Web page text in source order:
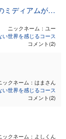
探していた青い鳥が見つかった！！『プロのミディアムが教える！見えない世界を感じるコース：ガイド編』
ニックネーム：ユー
世界を感じるコース
コメント(2)
ックネーム：はまさん
世界を感じるコース
コメント(2)
ックネーム：よしくん